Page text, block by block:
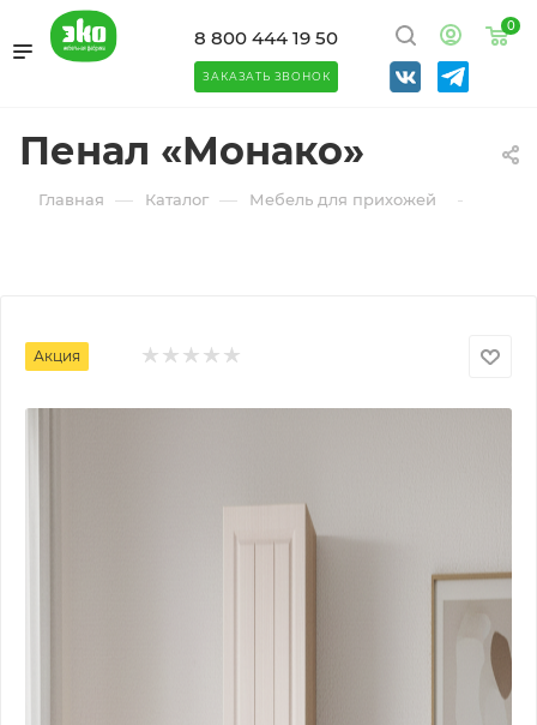
0
8 800 444 19 50
ЗАКАЗАТЬ ЗВОНОК
Пенал «Монако»
Главная — Каталог — Мебель для прихожей —
Акция